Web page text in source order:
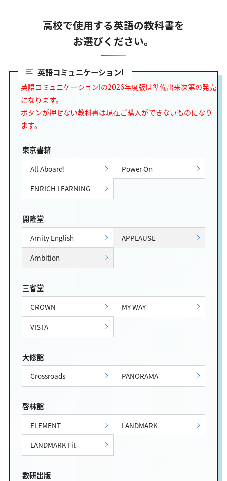
高校で使用する英語の教科書を
お選びください。
英語コミュニケーションI
英語コミュニケーションIの2026年度版は準備出来次第の発売
になります。
ボタンが押せない教科書は現在ご購入ができないものになり
ます。
東京書籍
All Aboard!
Power On
ENRICH LEARNING
開隆堂
Amity English
APPLAUSE
Ambition
三省堂
CROWN
MY WAY
VISTA
大修館
Crossroads PANORAMA
啓林館
ELEMENT
LANDMARK
LANDMARK Fit
数研出版